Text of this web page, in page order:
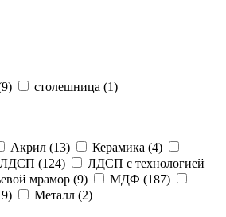
9) столешница (1)
Акрил (13) Керамика (4)
ЛДСП (124)
ЛДСП с технологией
мрамор (9) МДФ (187)
) Металл (2)